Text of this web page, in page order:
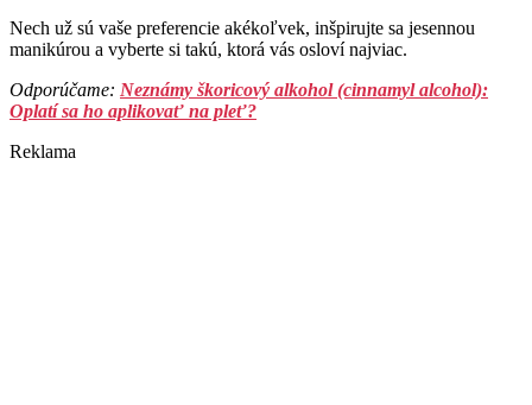
Nech už sú vaše preferencie akékoľvek, inšpirujte sa jesennou
manikúrou a vyberte si takú, ktorá vás osloví najviac.
Odporúčame: Neznámy škoricový alkohol (cinnamyl alcohol):
Oplatí sa ho aplikovať na pleť?
Reklama